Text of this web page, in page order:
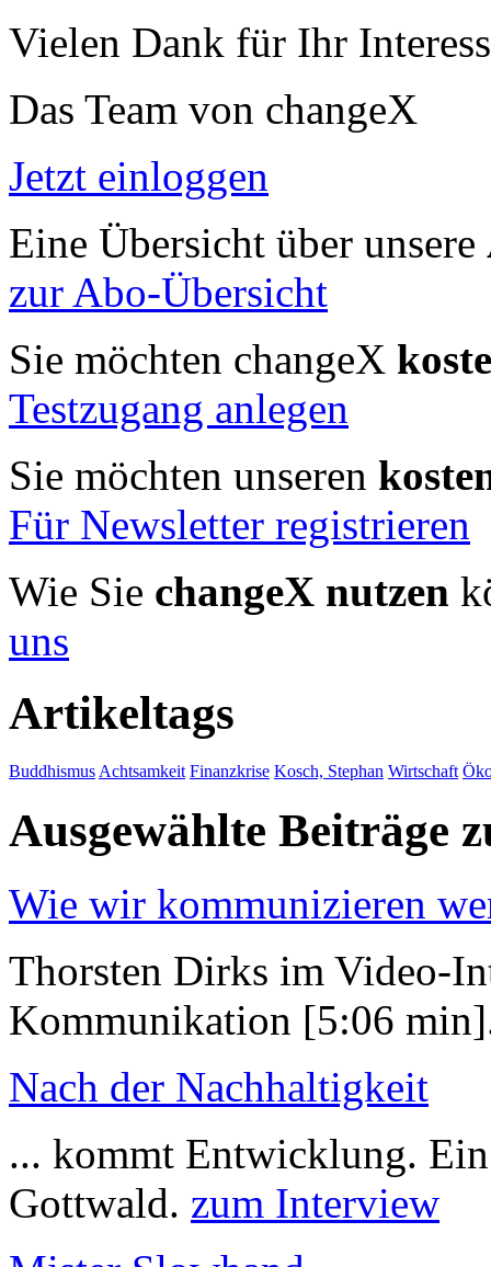
Vielen Dank für Ihr
Das Team von changeX
Jetzt einloggen
Eine Übersicht über unsere
zur Abo-Übersicht
Sie möchten changeX
Testzugang anlegen
Sie möchten unseren
Für Newsletter registrieren
Wie Sie changeX nutzen
uns
Artikeltags
Buddhismus Achtsamkeit Finanzkrise Kosch, Stephan Wirtschaft
Ausgewählte Beiträge
Wie wir kommunizieren
Thorsten Dirks im Video-
Kommunikation [5:06
Nach der Nachhaltigkeit
... kommt Entwicklung.
Gottwald. zum Interview